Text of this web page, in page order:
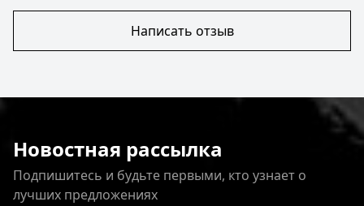
Написать отзыв
Новостная рассылка
Подпишитесь и будьте первыми, кто узнает о
лучших предложениях